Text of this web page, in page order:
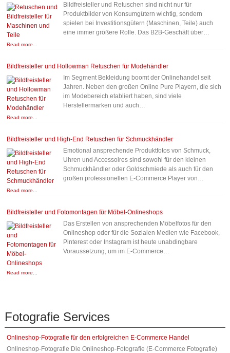
Bildfreisteller und Retuschen sind nicht nur für
Produktbilder von Konsumgütern wichtig, sondern
spielen bei Investitionsgütern (Maschinen, Teile) auch
eine immer größere Rolle. Das B2B-Geschäft über…
Read more...
Bildfreisteller und Hollowman Retuschen für Modehändler
Im Segment Bekleidung boomt der Onlinehandel seit
Jahren. Neben den großen Online Pure Playern, die sich
im Modebereich etabliert haben, sind viele
Herstellermarken und auch…
Read more...
Bildfreisteller und High-End Retuschen für Schmuckhändler
Emotional ansprechende Produktfotos von Schmuck,
Uhren und Accessoires sind sowohl für den kleinen
Schmuckhändler oder Goldschmiede als auch für den
großen professionellen E-Commerce Player von…
Read more...
Bildfreisteller und Fotomontagen für Möbel-Onlineshops
Das Erstellen von ansprechenden Möbelfotos für den
Onlineshop oder für die Sozialen Medien wie Facebook,
Pinterest oder Instagram ist heute unabdingbare
Voraussetzung, um im E-Commerce…
Read more...
Fotografie Services
Onlineshop-Fotografie für den erfolgreichen E-Commerce Handel
Onlineshop-Fotografie Die Onlineshop-Fotografie (E-Commerce Fotografie)